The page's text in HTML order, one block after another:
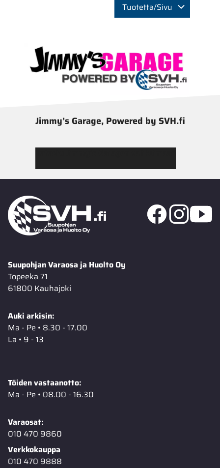
Tuotetta/Sivu
Jimmy’s Garage, Powered by SVH.fi
Suupohjan Varaosa ja Huolto Oy
Topeeka 71
61800 Kauhajoki
Auki arkisin:
Ma - Pe • 8.30 - 17.00
La • 9 - 13
Töiden vastaanotto:
Ma - Pe • 08.00 - 16.30
Varaosat:
010 470 9860
Verkkokauppa
010 470 9888